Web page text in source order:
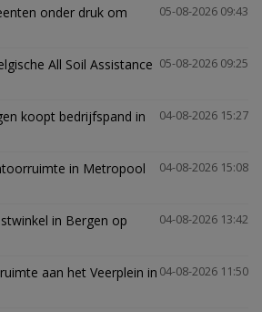
05-08-2026 09:43
onder druk om
05-08-2026 09:25
All Soil Assistance
04-08-2026 15:27
koopt bedrijfspand in
04-08-2026 15:08
in Metropool
04-08-2026 13:42
in Bergen op
04-08-2026 11:50
aan het Veerplein in